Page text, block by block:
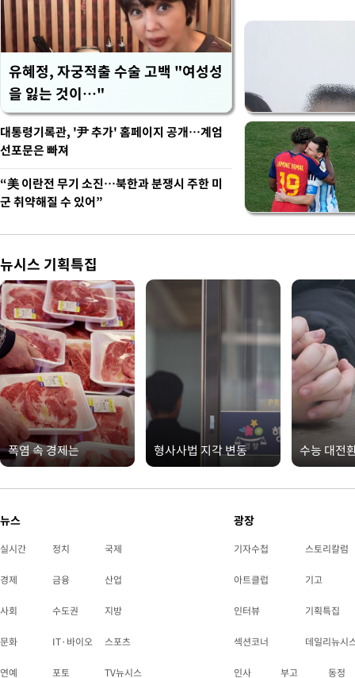
유혜정, 자궁적출 수술 고백 "여성성
을 잃는 것이…"
대통령기록관, '尹 추가' 홈페이지 공개…계엄
선포문은 빠져
“美 이란전 무기 소진…북한과 분쟁시 주한 미
군 취약해질 수 있어”
뉴시스 기획특집
폭염 속 경제는 형사사법 지각 변동 수능 대전
뉴스
실시간 정치 국제
경제 금융 산업
사회 수도권 지방
문화 IT·바이오 스포츠
연예 포토 TV뉴시스
광장
기자수첩 스토리칼럼
아트클럽 기고
인터뷰 기획특집
섹션코너 데일리뉴시
인사 부고 동정